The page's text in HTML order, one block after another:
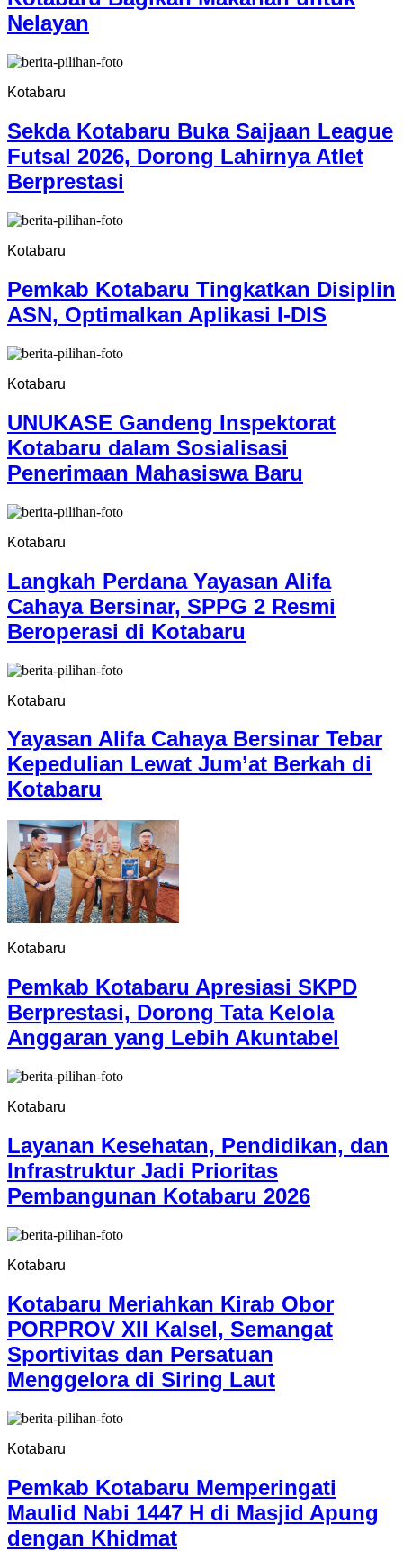
Nelayan
Kotabaru
Sekda Kotabaru Buka Saijaan League
Futsal 2026, Dorong Lahirnya Atlet
Berprestasi
Kotabaru
Pemkab Kotabaru Tingkatkan Disiplin
ASN, Optimalkan Aplikasi I-DIS
Kotabaru
UNUKASE Gandeng Inspektorat
Kotabaru dalam Sosialisasi
Penerimaan Mahasiswa Baru
Kotabaru
Langkah Perdana Yayasan Alifa
Cahaya Bersinar, SPPG 2 Resmi
Beroperasi di Kotabaru
Kotabaru
Yayasan Alifa Cahaya Bersinar Tebar
Kepedulian Lewat Jum’at Berkah di
Kotabaru
Kotabaru
Pemkab Kotabaru Apresiasi SKPD
Berprestasi, Dorong Tata Kelola
Anggaran yang Lebih Akuntabel
Kotabaru
Layanan Kesehatan, Pendidikan, dan
Infrastruktur Jadi Prioritas
Pembangunan Kotabaru 2026
Kotabaru
Kotabaru Meriahkan Kirab Obor
PORPROV XII Kalsel, Semangat
Sportivitas dan Persatuan
Menggelora di Siring Laut
Kotabaru
Pemkab Kotabaru Memperingati
Maulid Nabi 1447 H di Masjid Apung
dengan Khidmat